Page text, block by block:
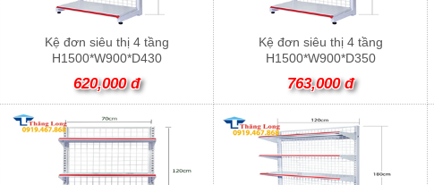
Kệ đơn siêu thị 4 tầng
H1500*W900*D430
620,000 đ
Kệ đơn siêu thị 4 tầng
H1500*W900*D350
763,000 đ